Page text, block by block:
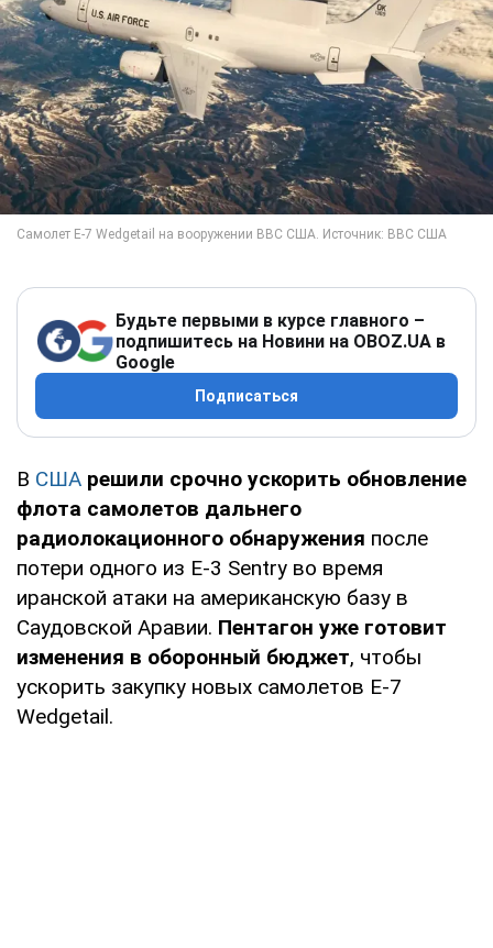
Будьте первыми в курсе главного –
подпишитесь на Новини на OBOZ.UA в
Google
Подписаться
В США решили срочно ускорить обновление
флота самолетов дальнего
радиолокационного обнаружения после
потери одного из E-3 Sentry во время
иранской атаки на американскую базу в
Саудовской Аравии. Пентагон уже готовит
изменения в оборонный бюджет, чтобы
ускорить закупку новых самолетов E-7
Wedgetail.